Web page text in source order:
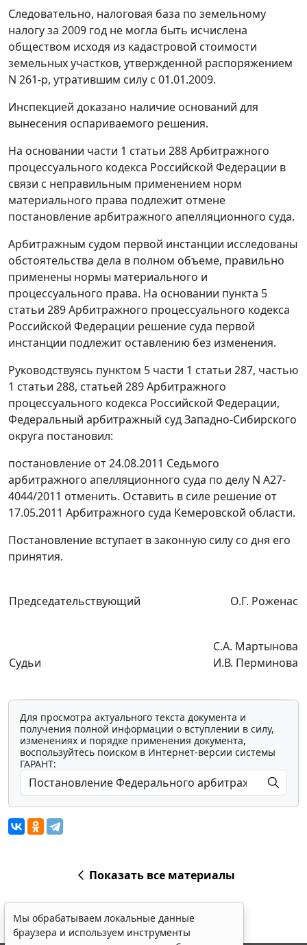
Следовательно, налоговая база по земельному
налогу за 2009 год не могла быть исчислена
обществом исходя из кадастровой стоимости
земельных участков, утвержденной распоряжением
N 261-р, утратившим силу с 01.01.2009.
Инспекцией доказано наличие оснований для
вынесения оспариваемого решения.
На основании части 1 статьи 288Арбитражного
процессуального кодекса Российской Федерации в
связи с неправильным применением норм
материального права подлежит отмене
постановление арбитражного апелляционного суда.
Арбитражным судом первой инстанции исследованы
обстоятельства дела в полном объеме, правильно
применены нормы материального и
процессуального права. На основании пункта 5
статьи 289Арбитражного процессуального кодекса
Российской Федерации решение суда первой
инстанции подлежит оставлению без изменения.
Руководствуясь пунктом 5 части 1 статьи 287, частью
1 статьи 288, статьей 289Арбитражного
процессуального кодекса Российской Федерации,
Федеральный арбитражный суд Западно-Сибирского
округа постановил:
постановление от 24.08.2011 Седьмого
арбитражного апелляционного суда по делу N А27-
4044/2011 отменить. Оставить в силе решение от
17.05.2011 Арбитражного суда Кемеровской области.
Постановление вступает в законную силу со дня его
принятия.
Председательствующий О.Г. Роженас
Судьи
С.А. Мартынова
И.В. Перминова
Для просмотра актуального текста документа и
получения полной информации о вступлении в силу,
изменениях и порядке применения документа,
воспользуйтесь поиском в Интернет-версии системы
ГАРАНТ:
Показать все материалы
Мы обрабатываем локальные данные
браузера и используем инструменты